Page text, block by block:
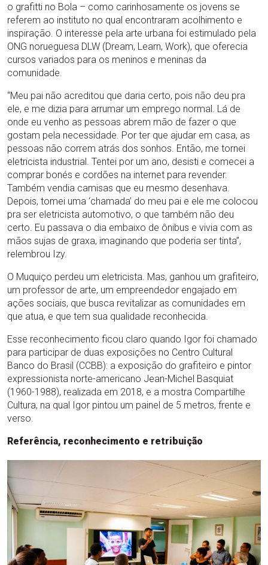
o grafitti no Bola – como carinhosamente os jovens se
referem ao instituto no qual encontraram acolhimento e
inspiração. O interesse pela arte urbana foi estimulado pela
ONG norueguesa DLW (Dream, Learn, Work), que oferecia
cursos variados para os meninos e meninas da
comunidade.
“Meu pai não acreditou que daria certo, pois não deu pra
ele, e me dizia para arrumar um emprego normal. Lá de
onde eu venho as pessoas abrem mão de fazer o que
gostam pela necessidade. Por ter que ajudar em casa, as
pessoas não correm atrás dos sonhos. Então, me tornei
eletricista industrial. Tentei por um ano, desisti e comecei a
comprar bonés e cordões na internet para revender.
Também vendia camisas que eu mesmo desenhava.
Depois, tomei uma ‘chamada’ do meu pai e ele me colocou
pra ser eletricista automotivo, o que também não deu
certo. Eu passava o dia embaixo de ônibus e vivia com as
mãos sujas de graxa, imaginando que poderia ser tinta”,
relembrou Izy.
O Muquiço perdeu um eletricista. Mas, ganhou um grafiteiro,
um professor de arte, um empreendedor engajado em
ações sociais, que busca revitalizar as comunidades em
que atua, e que tem sua qualidade reconhecida.
Esse reconhecimento ficou claro quando Igor foi chamado
para participar de duas exposições no Centro Cultural
Banco do Brasil (CCBB): a exposição do grafiteiro e pintor
expressionista norte-americano Jean-Michel Basquiat
(1960-1988), realizada em 2018, e a mostra Compartilhe
Cultura, na qual Igor pintou um painel de 5 metros, frente e
verso.
Referência, reconhecimento e retribuição